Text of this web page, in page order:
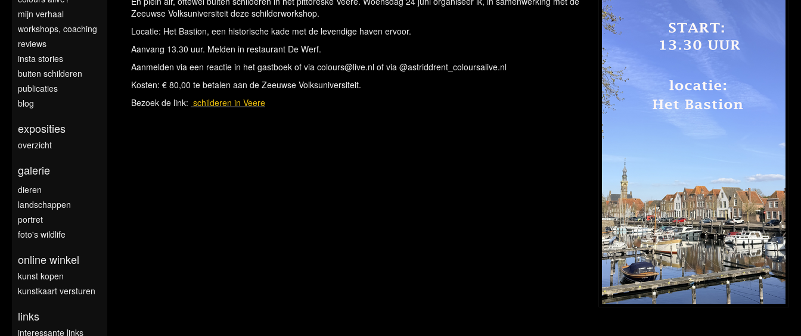
Zeeuwse Volksuniversiteit deze schilderworkshop.
Locatie: Het Bastion, een historische kade met de levendige haven ervoor.
Aanvang 13.30 uur. Melden in restaurant De Werf.
Aanmelden via een reactie in het gastboek of via colours@live.nl of via @astriddrent_coloursalive.nl
Kosten: € 80,00 te betalen aan de Zeeuwse Volksuniversiteit.
Bezoek de link: schilderen in Veere
mijn verhaal
workshops, coaching
reviews
insta stories
buiten schilderen
publicaties
blog
exposities
overzicht
galerie
dieren
landschappen
portret
foto's wildlife
online winkel
kunst kopen
kunstkaart versturen
links
interessante links